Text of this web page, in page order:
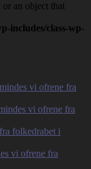
or an object that
includes/class-wp-
vi ofrene fra
vi ofrene fra
folkedrabet i
vi ofrene fra